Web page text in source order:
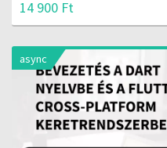
14 900 Ft
async